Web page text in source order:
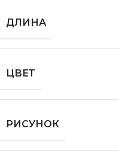
ДЛИНА
ЦВЕТ
РИСУНОК